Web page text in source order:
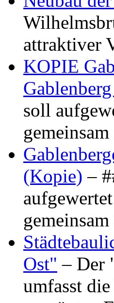
attraktiver
KOPIE
soll
(Kopie) –
Ost" – Der
umfasst